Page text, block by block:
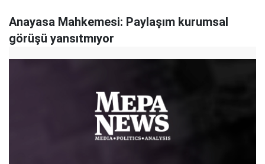
Anayasa Mahkemesi: Paylaşım kurumsal
görüşü yansıtmıyor